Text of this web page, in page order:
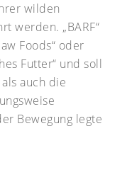
wilden
werden. „BARF“
Foods“ oder
Futter“ und soll
auch die
Bewegung legte